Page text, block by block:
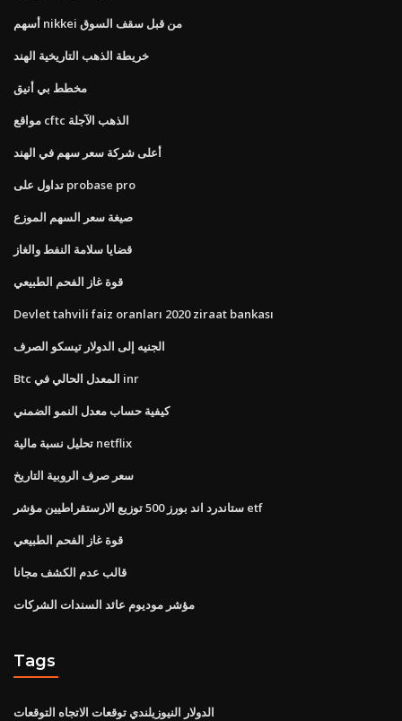
أسهم nikkei من قبل سقف السوق
خريطة الذهب التاريخية الهند
مخطط بي أنيق
مواقع cftc الذهب الآجلة
أعلى شركة سعر سهم في الهند
تداول على probase pro
صيغة سعر السهم الموزع
قضايا سلامة النفط والغاز
قوة غاز الفحم الطبيعي
Devlet tahvili faiz oranları 2020 ziraat bankası
الجنيه إلى الدولار تيسكو الصرف
Btc المعدل الحالي في inr
كيفية حساب معدل النمو الضمني
تحليل نسبة مالية netflix
سعر صرف الروبية التاريخ
ستاندرد اند بورز 500 توزيع الارستقراطيين مؤشر etf
قوة غاز الفحم الطبيعي
قالب عدم الكشف مجانا
مؤشر موديوم عائد السندات الشركات
Tags
الدولار النيوزيلندي توقعات الاتجاه التوقعات